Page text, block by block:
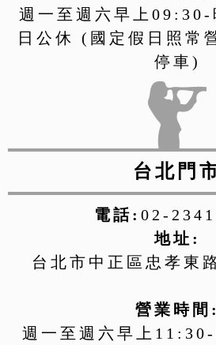
週一至週六早上
日公休 (國定假日照常
停車)
台北門
電話: 02-
地址:
台北市中正區忠孝東
營業時間:
週一至週六早上